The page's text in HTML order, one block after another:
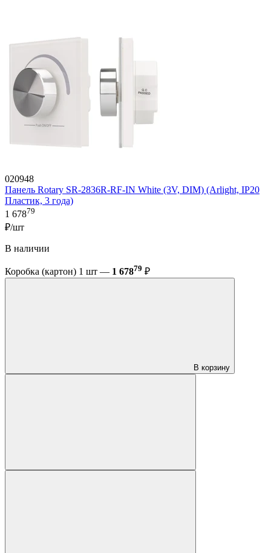
020948
Панель Rotary SR-2836R-RF-IN White (3V, DIM) (Arlight, IP20
Пластик, 3 года)
1 67879
₽/шт
В наличии
Коробка (картон) 1 шт — 1 67879 ₽
В корзину